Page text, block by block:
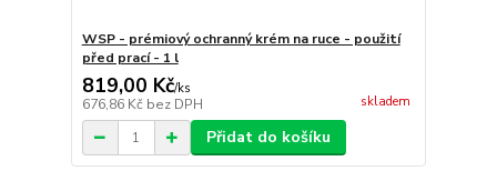
WSP - prémiový ochranný krém na ruce - použití
před prací - 1 l
819,00 Kč/ks
676,86 Kč bez DPH skladem
Přidat do košíku